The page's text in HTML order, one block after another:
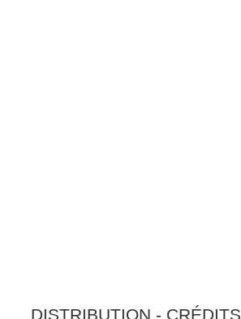
DISTRIBUTION - CRÉDITS